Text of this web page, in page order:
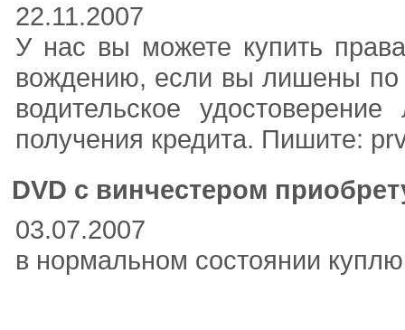
22.11.2007
У нас вы можете купить
вождению, если вы лишены по
водительское
получения кредита. Пишите:
DVD с винчестером
03.07.2007
в нормальном состоянии